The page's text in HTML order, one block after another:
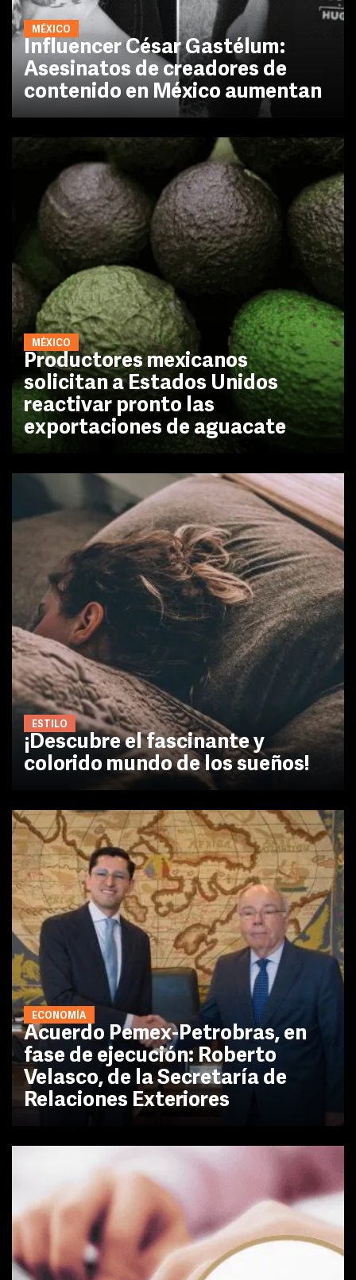
MÉXICO
Influencer César Gastélum:
Asesinatos de creadores de
contenido en México aumentan
MÉXICO
Productores mexicanos
solicitan a Estados Unidos
reactivar pronto las
exportaciones de aguacate
ESTILO
¡Descubre el fascinante y
colorido mundo de los sueños!
ECONOMÍA
Acuerdo Pemex-Petrobras, en
fase de ejecución: Roberto
Velasco, de la Secretaría de
Relaciones Exteriores